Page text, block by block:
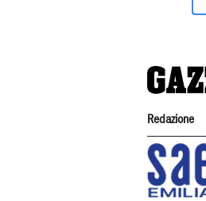
Redazione